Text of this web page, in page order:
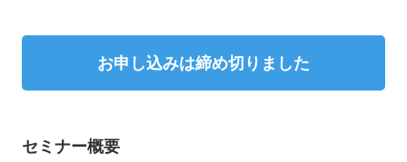
お申し込みは締め切りました
セミナー概要